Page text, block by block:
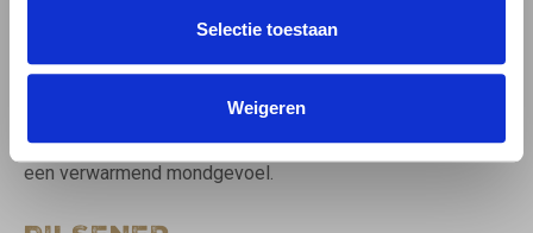
Selectie toestaan
Weigeren
Quadrupel is een Belgische bierstijl met een hoog
alcoholgehalte en een rijke, complexe smaak. Het biedt
tonen van donker fruit, karamel, kruiden en soms een
vleugje chocolade. Quadrupels hebben een volle body en
een verwarmend mondgevoel.